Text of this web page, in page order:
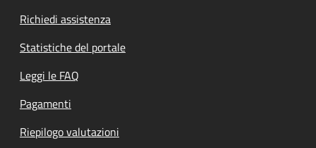
Richiedi assistenza
Statistiche del portale
Leggi le FAQ
Pagamenti
Riepilogo valutazioni